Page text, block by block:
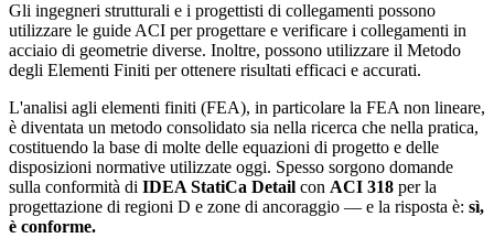
Gli ingegneri strutturali e i progettisti di collegamenti possono
utilizzare le guide ACI per progettare e verificare i collegamenti in
acciaio di geometrie diverse. Inoltre, possono utilizzare il Metodo
degli Elementi Finiti per ottenere risultati efficaci e accurati.
L'analisi agli elementi finiti (FEA), in particolare la FEA non lineare,
è diventata un metodo consolidato sia nella ricerca che nella pratica,
costituendo la base di molte delle equazioni di progetto e delle
disposizioni normative utilizzate oggi. Spesso sorgono domande
sulla conformità di IDEA StatiCa Detail con ACI 318 per la
progettazione di regioni D e zone di ancoraggio — e la risposta è: sì,
è conforme.